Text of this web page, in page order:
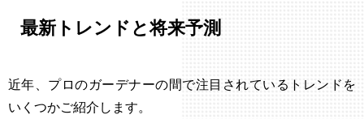
最新トレンドと将来予測
近年、プロのガーデナーの間で注目されているトレンドを
いくつかご紹介します。